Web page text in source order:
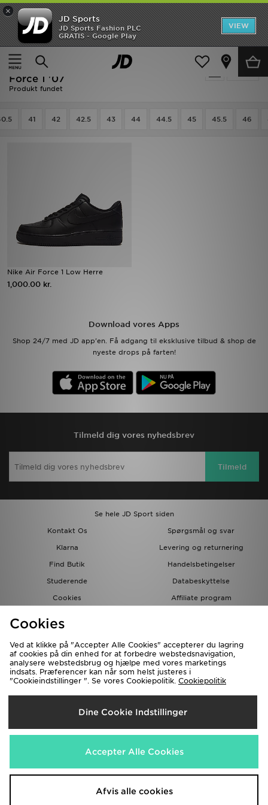
×
JD Sports
JD Sports Fashion PLC
GRATIS - Google Play
VIEW
Hjem
Herrer Herresko Trainers
Sort Trainers - Winter Style - Nike Air
Force 1 '07
Produkt fundet
41 42 42.5 43 44 44.5 45 45.5 46
Nike Air Force 1 Low Herre
1,000.00 kr.
Download vores Apps
Shop 24/7 med JD app'en. Få adgang til eksklusive tilbud & shop de
nyeste drops på farten!
Tilmeld dig vores nyhedsbrev
Tilmeld
Se hele JD Sport siden
Kontakt Os
Spørgsmål og svar
Klarna
Levering og returnering
Find Butik
Handelsbetingelser
Studerende
Databeskyttelse
Cookies
Affiliate program
Forsendelse Til
Danmark
Vi accepterer de følgende betalingsmetoder
Besøg vores samarbejdspartneres websites
Hjem
Udsalg
Nyheder
Fodbold
Sport
Hjælp & information
Cookies
Ved at klikke på "Accepter Alle Cookies" accepterer du lagring
af cookies på din enhed for at forbedre webstedsnavigation,
analysere webstedsbrug og hjælpe med vores marketings
indsats. Præferencer kan når som helst justeres i
"Cookieindstillinger ". Se vores Cookiepolitik. Cookiepolitik
Dine Cookie Indstillinger
Accepter Alle Cookies
Afvis alle cookies